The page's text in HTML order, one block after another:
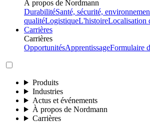
À propos de Nordmann
DurabilitéSanté, sécurité,
qualitéLogistiqueL'histoireLocalisation
Carrières
Carrières
OpportunitésApprentissageFormulaire
Produits
Industries
Actus et événements
À propos de Nordmann
Carrières